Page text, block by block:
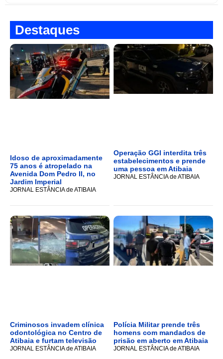
Destaques
Idoso de aproximadamente
75 anos é atropelado na
Avenida Dom Pedro II, no
Jardim Imperial
JORNAL ESTÂNCIA de ATIBAIA
Operação GGI interdita três
estabelecimentos e prende
uma pessoa em Atibaia
JORNAL ESTÂNCIA de ATIBAIA
Criminosos invadem clínica
odontológica no Centro de
Atibaia e furtam televisão
JORNAL ESTÂNCIA de ATIBAIA
Polícia Militar prende três
homens com mandados de
prisão em aberto em Atibaia
JORNAL ESTÂNCIA de ATIBAIA